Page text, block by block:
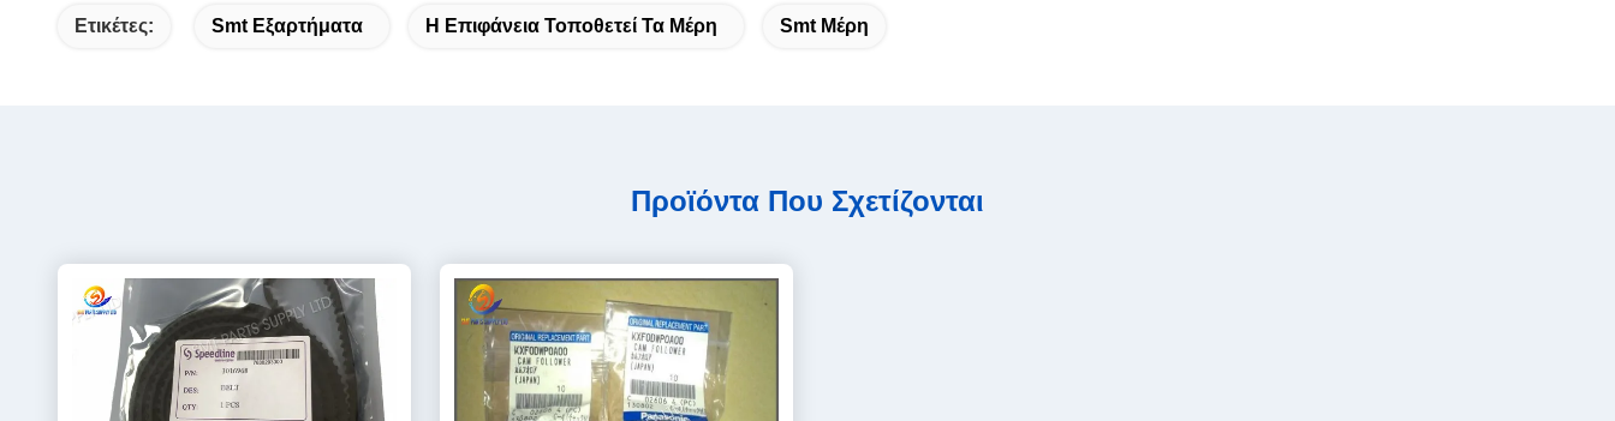
Ετικέτες: Smt Εξαρτήματα Η Επιφάνεια Τοποθετεί Τα Μέρη Smt Μέρη
Προϊόντα Που Σχετίζονται